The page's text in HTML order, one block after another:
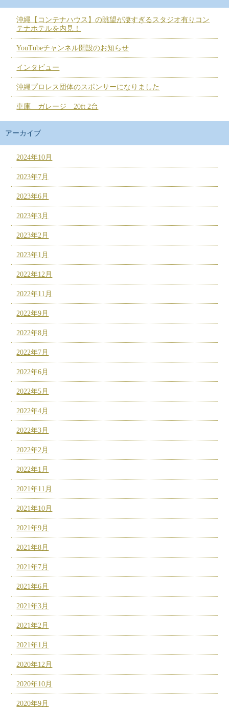
沖縄【コンテナハウス】の眺望が凄すぎるスタジオ有りコン
テナホテルを内見！
YouTubeチャンネル開設のお知らせ
インタビュー
沖縄プロレス団体のスポンサーになりました
車庫 ガレージ 20ft 2台
アーカイブ
2024年10月
2023年7月
2023年6月
2023年3月
2023年2月
2023年1月
2022年12月
2022年11月
2022年9月
2022年8月
2022年7月
2022年6月
2022年5月
2022年4月
2022年3月
2022年2月
2022年1月
2021年11月
2021年10月
2021年9月
2021年8月
2021年7月
2021年6月
2021年3月
2021年2月
2021年1月
2020年12月
2020年10月
2020年9月